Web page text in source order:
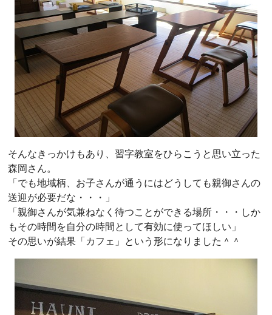
そんなきっかけもあり、習字教室をひらこうと思い立った
森岡さん。
「でも地域柄、お子さんが通うにはどうしても親御さんの
送迎が必要だな・・・」
「親御さんが気兼ねなく待つことができる場所・・・しか
もその時間を自分の時間として有効に使ってほしい」
その思いが結果「カフェ」という形になりました＾＾